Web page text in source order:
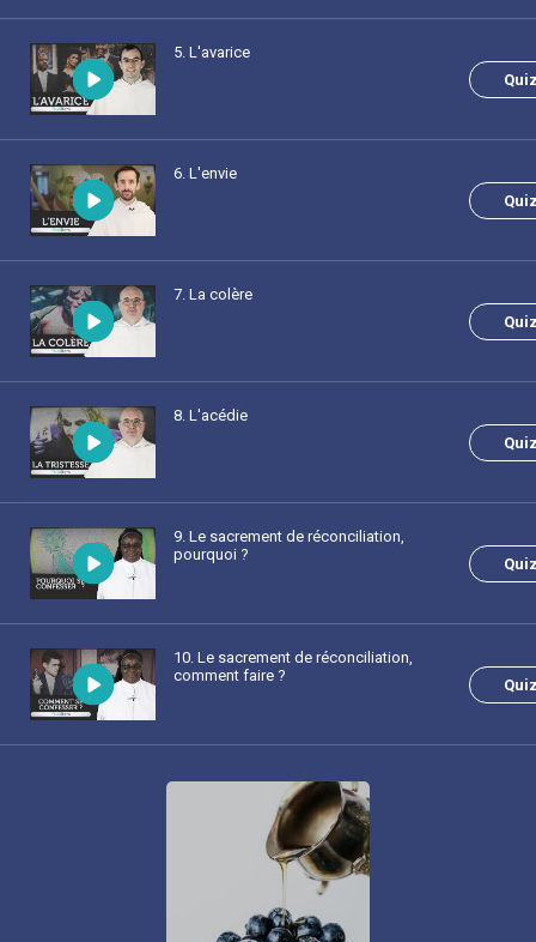
5. L'avarice
6. L'envie
7. La colère
8. L'acédie
9. Le sacrement de réconciliation,
pourquoi ?
10. Le sacrement de réconciliation,
comment faire ?